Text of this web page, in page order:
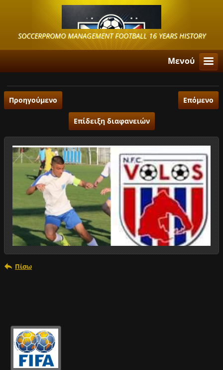
SOCCERPROMO MANAGEMENT FOOTBALL 16 YEARS HISTORY
Μενού
Προηγούμενο Επόμενο
Επίδειξη διαφανειών
Πίσω